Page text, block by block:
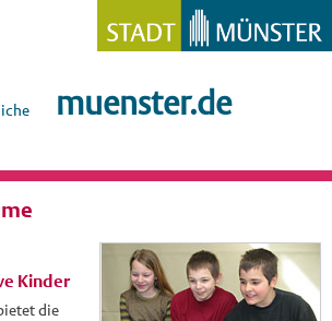
muenster.de
Kinder
die